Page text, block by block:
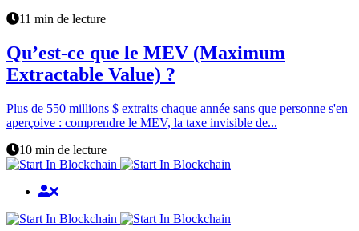
11 min de lecture
Qu’est-ce que le MEV (Maximum
Extractable Value) ?
Plus de 550 millions $ extraits chaque année sans que personne s'en
aperçoive : comprendre le MEV, la taxe invisible de...
10 min de lecture